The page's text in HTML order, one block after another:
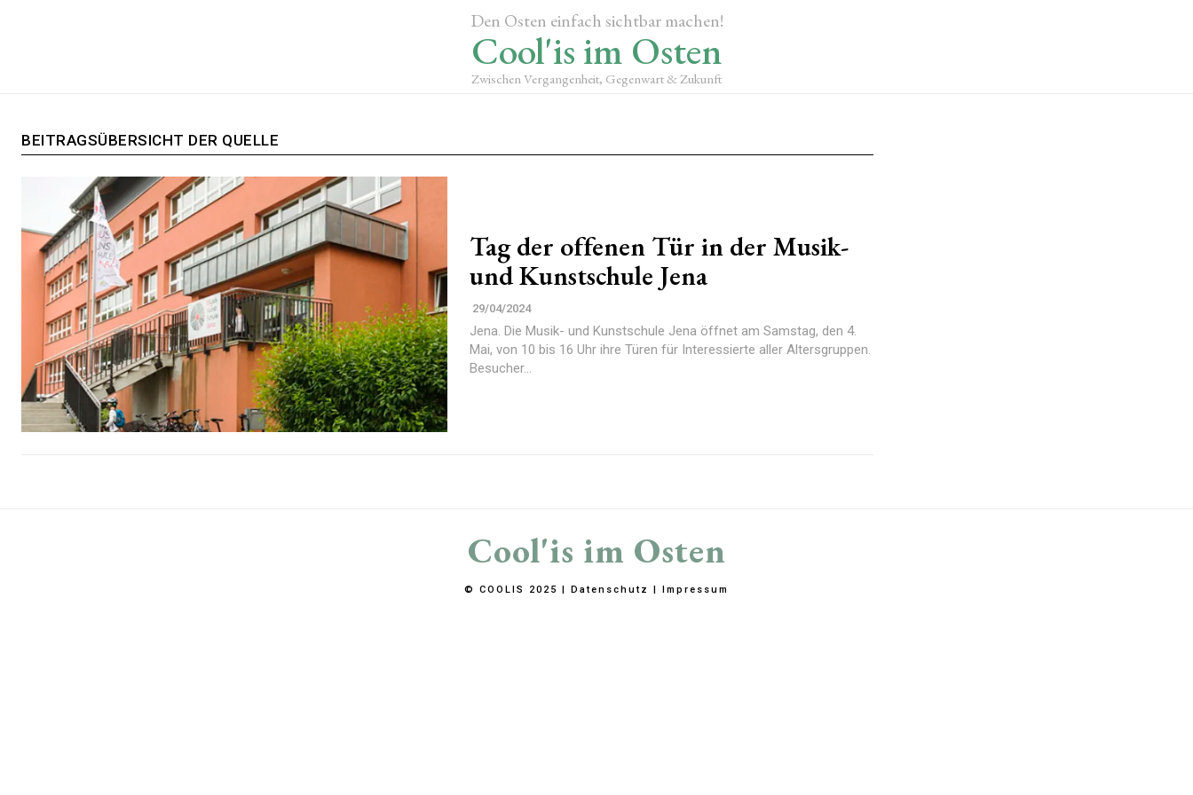
Den Osten einfach sichtbar machen!
Cool'is im Osten
Zwischen Vergangenheit, Gegenwart & Zukunft
BEITRAGSÜBERSICHT DER QUELLE
Tag der offenen Tür in der Musik-
und Kunstschule Jena
29/04/2024
Jena. Die Musik- und Kunstschule Jena öffnet am Samstag, den 4.
Mai, von 10 bis 16 Uhr ihre Türen für Interessierte aller Altersgruppen.
Besucher...
Cool'is im Osten
© COOLIS 2025 | Datenschutz | Impressum